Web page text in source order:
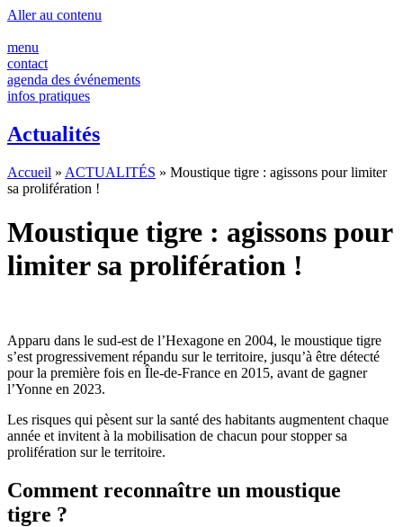
Aller au contenu
menu
contact
agenda des événements
infos pratiques
Actualités
Accueil » ACTUALITÉS » Moustique tigre : agissons pour limiter
sa prolifération !
Moustique tigre : agissons pour
limiter sa prolifération !
Apparu dans le sud-est de l’Hexagone en 2004, le moustique tigre
s’est progressivement répandu sur le territoire, jusqu’à être détecté
pour la première fois en Île-de-France en 2015, avant de gagner
l’Yonne en 2023.
Les risques qui pèsent sur la santé des habitants augmentent chaque
année et invitent à la mobilisation de chacun pour stopper sa
prolifération sur le territoire.
Comment reconnaître un moustique
tigre ?